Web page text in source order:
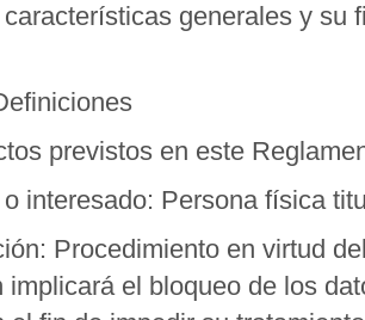
generales y su
previstos en este
interesado: Persona física
Procedimiento en virtud
implicará el bloqueo de los